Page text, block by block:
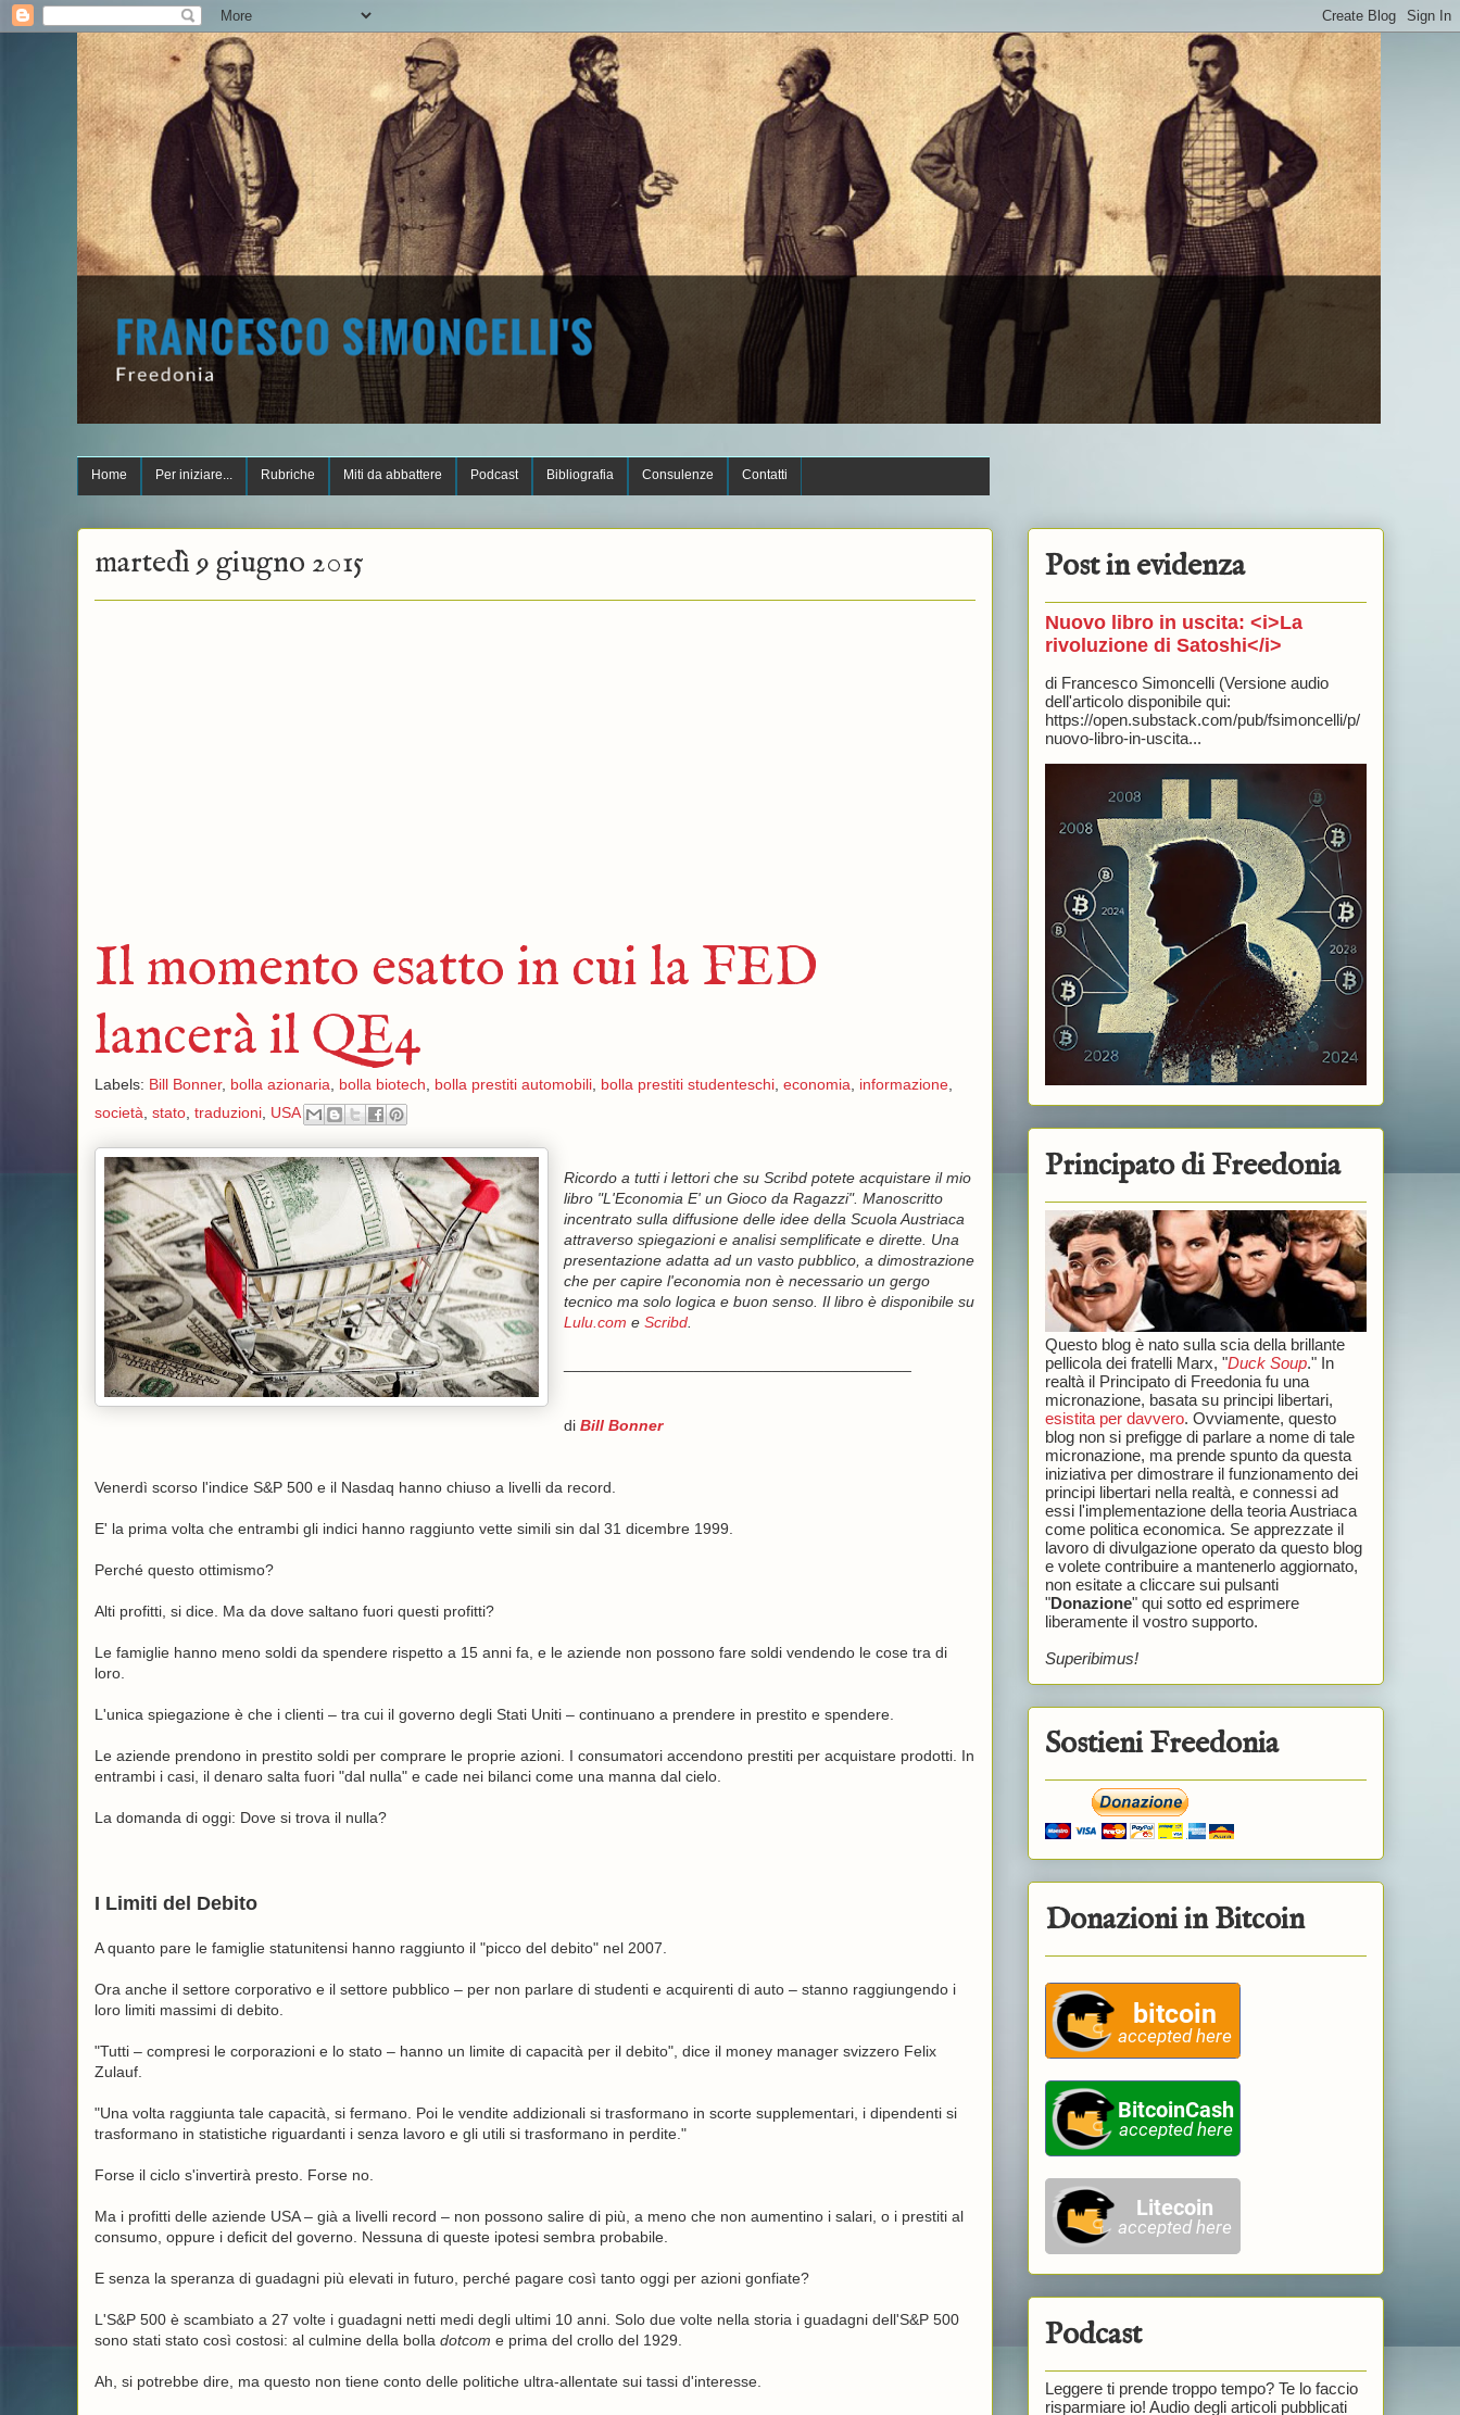
Home Per iniziare... Rubriche Miti da abbattere Podcast Bibliografia Consulenze Contatti
martedì 9 giugno 2015
Il momento esatto in cui la FED
lancerà il QE4
Labels: Bill Bonner, bolla azionaria bolla biotech bolla prestiti automobili, bolla prestiti studenteschi, economia informazione,
società, stato, traduzioni, USA
Ricordo a tutti i lettori che su Scribd potete acquistare il mio
libro "L'Economia E' un Gioco da Ragazzi". Manoscritto
incentrato sulla diffusione delle idee della Scuola Austriaca
attraverso spiegazioni e analisi semplificate e dirette. Una
presentazione adatta ad un vasto pubblico, a dimostrazione
che per capire l'economia non è necessario un gergo
tecnico ma solo logica e buon senso. Il libro è disponibile su
Lulu.com e Scribd.
di Bill Bonner
Venerdì scorso l'indice S&P 500 e il Nasdaq hanno chiuso a livelli da record.
E' la prima volta che entrambi gli indici hanno raggiunto vette simili sin dal 31 dicembre 1999.
Perché questo ottimismo?
Alti profitti, si dice. Ma da dove saltano fuori questi profitti?
Le famiglie hanno meno soldi da spendere rispetto a 15 anni fa, e le aziende non possono fare soldi vendendo le cose tra di
loro.
L'unica spiegazione è che i clienti – tra cui il governo degli Stati Uniti – continuano a prendere in prestito e spendere.
Le aziende prendono in prestito soldi per comprare le proprie azioni. I consumatori accendono prestiti per acquistare prodotti. In
entrambi i casi, il denaro salta fuori "dal nulla" e cade nei bilanci come una manna dal cielo.
La domanda di oggi: Dove si trova il nulla?
I Limiti del Debito
A quanto pare le famiglie statunitensi hanno raggiunto il "picco del debito" nel 2007.
Ora anche il settore corporativo e il settore pubblico – per non parlare di studenti e acquirenti di auto – stanno raggiungendo i
loro limiti massimi di debito.
"Tutti – compresi le corporazioni e lo stato – hanno un limite di capacità per il debito", dice il money manager svizzero Felix
Zulauf.
"Una volta raggiunta tale capacità, si fermano. Poi le vendite addizionali si trasformano in scorte supplementari, i dipendenti si
trasformano in statistiche riguardanti i senza lavoro e gli utili si trasformano in perdite."
Forse il ciclo s'invertirà presto. Forse no.
Ma i profitti delle aziende USA – già a livelli record – non possono salire di più, a meno che non aumentino i salari, o i prestiti al
consumo, oppure i deficit del governo. Nessuna di queste ipotesi sembra probabile.
E senza la speranza di guadagni più elevati in futuro, perché pagare così tanto oggi per azioni gonfiate?
L'S&P 500 è scambiato a 27 volte i guadagni netti medi degli ultimi 10 anni. Solo due volte nella storia i guadagni dell'S&P 500
sono stati stato così costosi: al culmine della bolla dotcom e prima del crollo del 1929.
Ah, si potrebbe dire, ma questo non tiene conto delle politiche ultra-allentate sui tassi d'interesse.
Post in evidenza
Nuovo libro in uscita: <i>La
rivoluzione di Satoshi</i>
di Francesco Simoncelli (Versione audio
dell'articolo disponibile qui:
https://open.substack.com/pub/fsimoncelli/p/
nuovo-libro-in-uscita...
Principato di Freedonia
Questo blog è nato sulla scia della brillante
pellicola dei fratelli Marx, "Duck Soup." In
realtà il Principato di Freedonia fu una
micronazione, basata su principi libertari,
esistita per davvero. Ovviamente, questo
blog non si prefigge di parlare a nome di tale
micronazione, ma prende spunto da questa
iniziativa per dimostrare il funzionamento dei
principi libertari nella realtà, e connessi ad
essi l'implementazione della teoria Austriaca
come politica economica. Se apprezzate il
lavoro di divulgazione operato da questo blog
e volete contribuire a mantenerlo aggiornato,
non esitate a cliccare sui pulsanti
"Donazione" qui sotto ed esprimere
liberamente il vostro supporto.
Superibimus!
Sostieni Freedonia
Donazioni in Bitcoin
Podcast
Leggere ti prende troppo tempo? Te lo faccio
risparmiare io! Audio degli articoli pubblicati